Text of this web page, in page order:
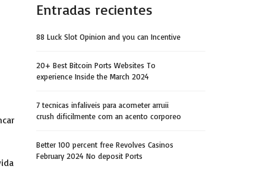
Entradas recientes
88 Luck Slot Opinion and you can Incentive
20+ Best Bitcoin Ports Websites To
experience Inside the March 2024
7 tecnicas infaliveis para acometer arruii
crush dificilmente com an acento corporeo
Better 100 percent free Revolves Casinos
February 2024 No deposit Ports